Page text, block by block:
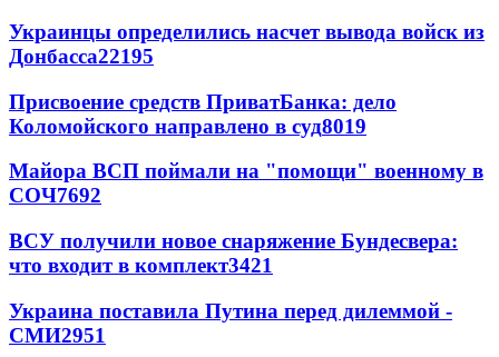
Украинцы определились насчет вывода войск из
Донбасса22195
Присвоение средств ПриватБанка: дело
Коломойского направлено в суд8019
Майора ВСП поймали на "помощи" военному в
СОЧ7692
ВСУ получили новое снаряжение Бундесвера:
что входит в комплект3421
Украина поставила Путина перед дилеммой -
СМИ2951